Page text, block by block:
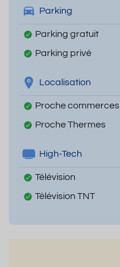
Parking
Parking gratuit
Parking privé
Localisation
Proche commerces
Proche Thermes
High-Tech
Télévision
Télévision TNT